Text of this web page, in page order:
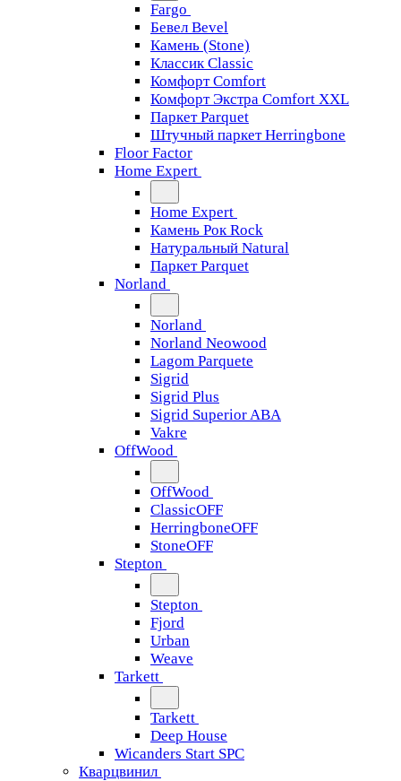
Fargo
Бевел Bevel
Камень (Stone)
Классик Classic
Комфорт Comfort
Комфорт Экстра Comfort XXL
Паркет Parquet
Штучный паркет Herringbone
Floor Factor
Home Expert
Home Expert
Камень Рок Rock
Натуральный Natural
Паркет Parquet
Norland
Norland
Norland Neowood
Lagom Parquete
Sigrid
Sigrid Plus
Sigrid Superior ABA
Vakre
OffWood
OffWood
ClassicOFF
HerringboneOFF
StoneOFF
Stepton
Stepton
Fjord
Urban
Weave
Tarkett
Tarkett
Deep House
Wicanders Start SPC
Кварцвинил